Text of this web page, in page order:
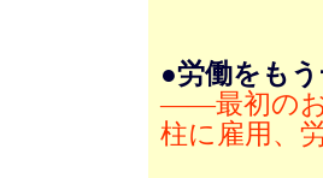
●労働をも
――最初のお
柱に雇用、